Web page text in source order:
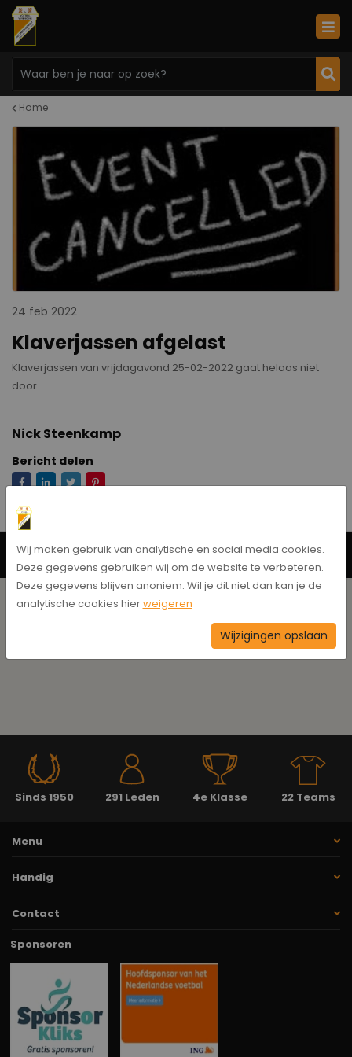
Home
24 feb 2022
Klaverjassen afgelast
Klaverjassen van vrijdagavond 25-02-2022 gaat helaas niet
door.
Nick Steenkamp
Bericht delen
Neem contact op
Sinds 1950 291 Leden 4e Klasse 22 Teams
Menu
Handig
Contact
Sponsoren
Wij maken gebruik van analytische en social media cookies.
Deze gegevens gebruiken wij om de website te verbeteren.
Deze gegevens blijven anoniem. Wil je dit niet dan kan je de
analytische cookies hierweigeren
Wijzigingen opslaan